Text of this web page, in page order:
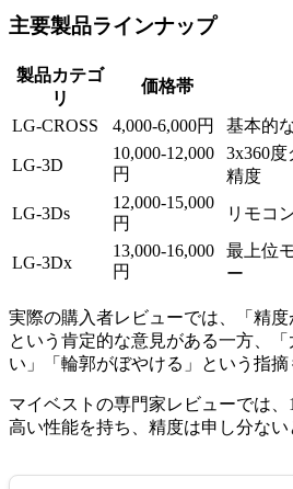
主要製品ラインナップ
製品カテゴ
リ
価格帯
LG-CROSS 4,000-6,000円 基本的
LG-3D
10,000-12,000
円
3x360
精度
LG-3Ds
12,000-15,000
円
リモコ
LG-3Dx
13,000-16,000
円
最上位
ー
実際の購入者レビューでは、「精度
という肯定的な意見がある一方、「
い」「輪郭がぼやける」という指摘
マイベストの専門家レビューでは
高い性能を持ち、精度は申し分ない